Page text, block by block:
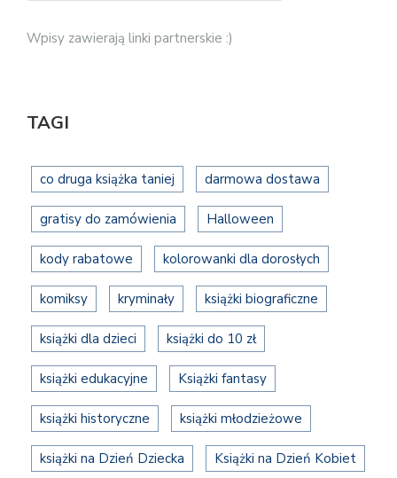
Wpisy zawierają linki partnerskie :)
TAGI
co druga książka taniej darmowa dostawa
gratisy do zamówienia Halloween
kody rabatowe kolorowanki dla dorosłych
komiksy kryminały książki biograficzne
książki dla dzieci książki do 10 zł
książki edukacyjne Książki fantasy
książki historyczne książki młodzieżowe
książki na Dzień Dziecka Książki na Dzień Kobiet